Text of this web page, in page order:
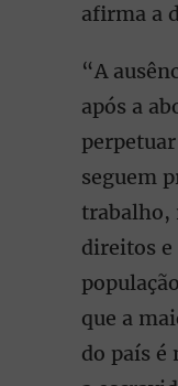
afirma a
“A
após a
seguem
trabalho,
direitos
que a
do país é